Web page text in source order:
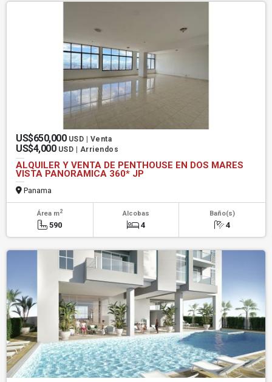
US$650,000 USD | Venta
US$4,000 USD | Arriendos
ALQUILER Y VENTA DE PENTHOUSE EN DOS MARES
VISTA PANORAMICA 360* JP
Panama
Área m2
590
Alcobas
4
Baño(s)
4